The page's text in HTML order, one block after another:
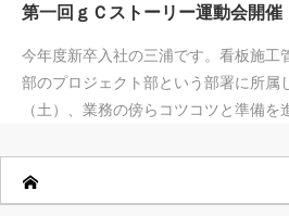
第一回ｇＣストーリー運動会開催
今年度新卒入社の三浦です。看板施工
部のプロジェクト部という部署に所
（土）、業務の傍らコツコツと準備を